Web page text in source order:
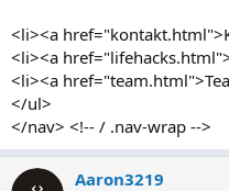
<li><a
<li><a
<li><a
</ul>
</nav> <!-- / .nav-wrap -->
Aaron3219